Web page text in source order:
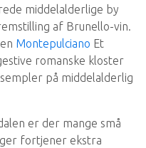
middelalderlige by
af Brunello-vin.
Montepulciano Et
romanske kloster
på middelalderlig
er der mange små
fortjener ekstra